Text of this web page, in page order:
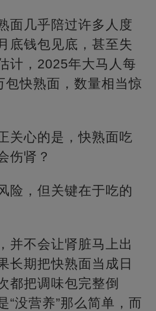
面几乎陪过许多人度
底钱包见底，甚至失
计，2025年大马人每
包快熟面，数量相当惊
关心的是，快熟面吃
伤肾？
险，但关键在于吃的
并不会让肾脏马上出
长期把快熟面当成日
都把调味包完整倒
“没营养”那么简单，而